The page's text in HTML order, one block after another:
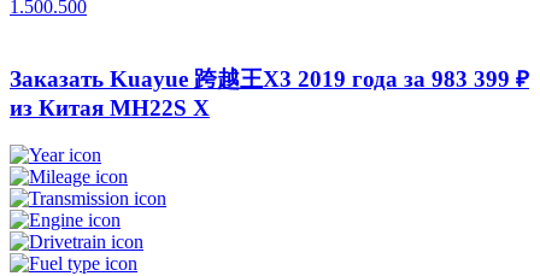
1.500.500
Заказать Kuayue 跨越王X3 2019 года за 983 399 ₽
из Китая MH22S X